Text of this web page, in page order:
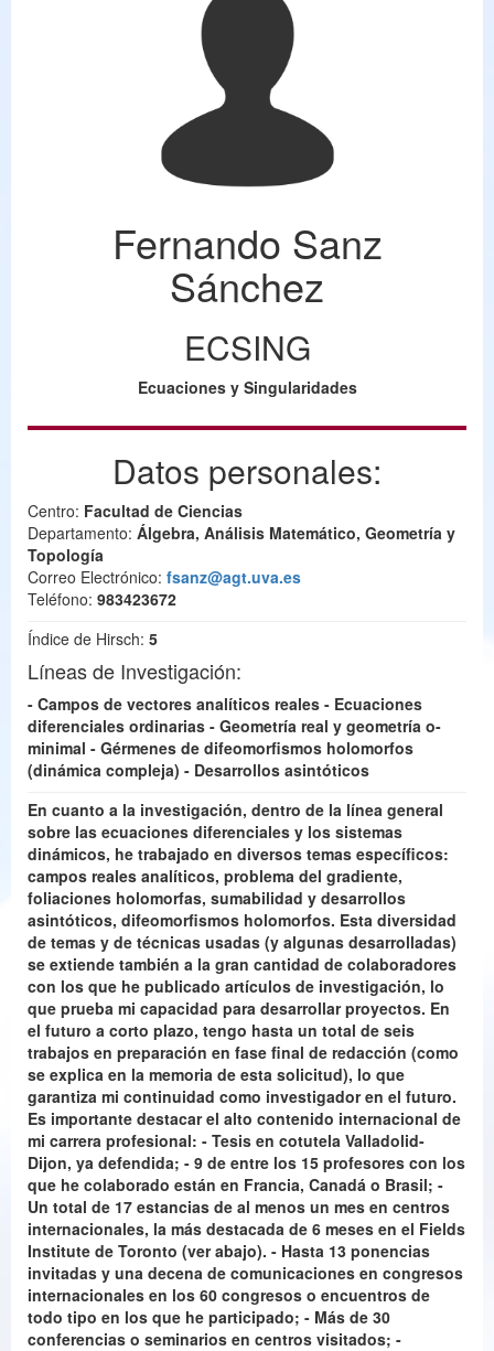
Fernando Sanz
Sánchez
ECSING
Ecuaciones y Singularidades
Datos personales:
Centro: Facultad de Ciencias
Departamento: Álgebra, Análisis Matemático, Geometría y
Topología
Correo Electrónico: fsanz@agt.uva.es
Teléfono: 983423672
Índice de Hirsch: 5
Líneas de Investigación:
- Campos de vectores analíticos reales - Ecuaciones
diferenciales ordinarias - Geometría real y geometría o-
minimal - Gérmenes de difeomorfismos holomorfos
(dinámica compleja) - Desarrollos asintóticos
En cuanto a la investigación, dentro de la línea general
sobre las ecuaciones diferenciales y los sistemas
dinámicos, he trabajado en diversos temas específicos:
campos reales analíticos, problema del gradiente,
foliaciones holomorfas, sumabilidad y desarrollos
asintóticos, difeomorfismos holomorfos. Esta diversidad
de temas y de técnicas usadas (y algunas desarrolladas)
se extiende también a la gran cantidad de colaboradores
con los que he publicado artículos de investigación, lo
que prueba mi capacidad para desarrollar proyectos. En
el futuro a corto plazo, tengo hasta un total de seis
trabajos en preparación en fase final de redacción (como
se explica en la memoria de esta solicitud), lo que
garantiza mi continuidad como investigador en el futuro.
Es importante destacar el alto contenido internacional de
mi carrera profesional: - Tesis en cotutela Valladolid-
Dijon, ya defendida; - 9 de entre los 15 profesores con los
que he colaborado están en Francia, Canadá o Brasil; -
Un total de 17 estancias de al menos un mes en centros
internacionales, la más destacada de 6 meses en el Fields
Institute de Toronto (ver abajo). - Hasta 13 ponencias
invitadas y una decena de comunicaciones en congresos
internacionales en los 60 congresos o encuentros de
todo tipo en los que he participado; - Más de 30
conferencias o seminarios en centros visitados; -